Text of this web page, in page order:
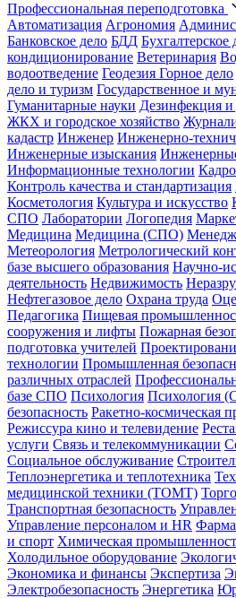
Профессиональная переподготовка
Автоматизация Агрономия
Банковское дело БДД Бухгалтерское
кондиционирование Ветеринария
водоотведение Геодезия Горное дело
дело и туризм Государственное и
Гуманитарные науки Дезинфекция и
ЖКХ и городское хозяйство
кадастр Инженер Инженерно-
Инженерные изыскания
Информационные технологии
Контроль качества и стандартизация
Косметология Культура и искусство
СПО Лаборатории Логопедия
Медицина Медицина (СПО)
Метеорология Метрологический
базе высшего образования Научно-
деятельность Недвижимость
Нефтегазовое дело Охрана труда
Педагогика Пищевая
сооружения и лифты Пожарная
подготовка учителей
технологии Промышленная
различных отраслей
базе СПО Психология Психология
безопасность Ракетно-космическая
Режиссура кино и телевидение
услуги Связь и телекоммуникации
Социальное обслуживание
Теплоэнергетика и теплотехника
медицинской техники (ТОМТ)
Транспортная безопасность
Управление персоналом и HR
и спорт Химическая
Холодильное оборудование
Экономика и финансы Экспертиза
Электробезопасность Энергетика